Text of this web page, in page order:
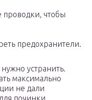
проводки, чтобы
предохранители.
устранить.
максимально
не дали
починки